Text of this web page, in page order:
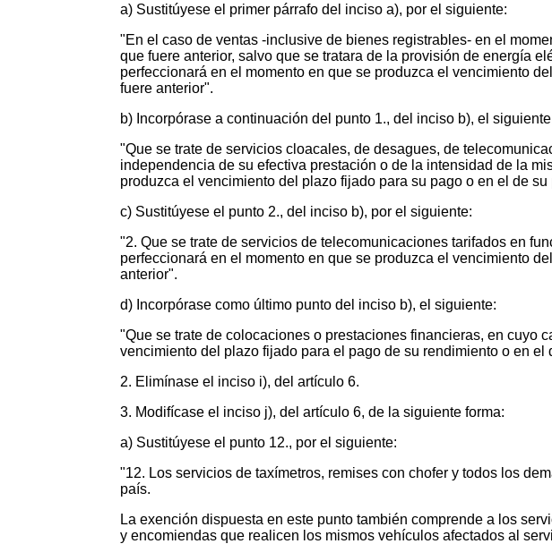
a) Sustitúyese el primer párrafo del inciso a), por el siguiente:
"En el caso de ventas -inclusive de bienes registrables- en el
que fuere anterior, salvo que se tratara de la provisión de energía
perfeccionará en el momento en que se produzca el vencimiento
fuere anterior".
b) Incorpórase a continuación del punto 1., del inciso b), el
"Que se trate de servicios cloacales, de desagues, de
independencia de su efectiva prestación o de la intensidad de la
produzca el vencimiento del plazo fijado para su pago o en el de
c) Sustitúyese el punto 2., del inciso b), por el siguiente:
"2. Que se trate de servicios de telecomunicaciones tarifados en
perfeccionará en el momento en que se produzca el vencimiento
anterior".
d) Incorpórase como último punto del inciso b), el siguiente:
"Que se trate de colocaciones o prestaciones financieras, en cuyo
vencimiento del plazo fijado para el pago de su rendimiento o en
2. Elimínase el inciso i), del artículo 6.
3. Modifícase el inciso j), del artículo 6, de la siguiente forma:
a) Sustitúyese el punto 12., por el siguiente:
"12. Los servicios de taxímetros, remises con chofer y todos los
país.
La exención dispuesta en este punto también comprende a los
y encomiendas que realicen los mismos vehículos afectados al